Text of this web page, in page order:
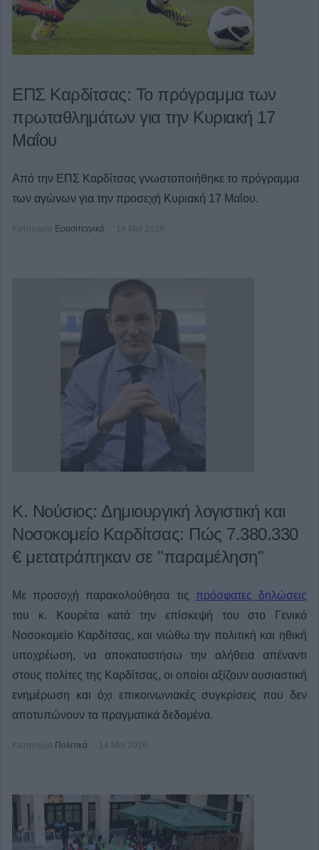
ΕΠΣ Καρδίτσας: Το πρόγραμμα των
πρωταθλημάτων για την Κυριακή 17
Μαΐου
Από την ΕΠΣ Καρδίτσας γνωστοποιήθηκε το πρόγραμμα
των αγώνων για την προσεχή Κυριακή 17 Μαΐου.
Κατηγορία Ερασιτεχνικό 14 Μαϊ 2026
Κ. Νούσιος: Δημιουργική λογιστική και
Νοσοκομείο Καρδίτσας: Πώς 7.380.330
€ μετατράπηκαν σε "παραμέληση"
Με προσοχή παρακολούθησα τις πρόσφατες δηλώσεις
του κ. Κουρέτα κατά την επίσκεψή του στο Γενικό
Νοσοκομείο Καρδίτσας, και νιώθω την πολιτική και ηθική
υποχρέωση, να αποκαταστήσω την αλήθεια απέναντι
στους πολίτες της Καρδίτσας, οι οποίοι αξίζουν ουσιαστική
ενημέρωση και όχι επικοινωνιακές συγκρίσεις που δεν
αποτυπώνουν τα πραγματικά δεδομένα.
Κατηγορία Πολιτικά 14 Μαϊ 2026